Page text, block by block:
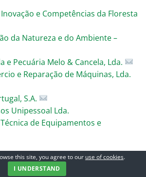
Inovação e Competências da Floresta
da Natureza e do Ambiente –
e Pecuária Melo & Cancela, Lda.
e Reparação de Máquinas, Lda.
S.A.
Unipessoal Lda.
Técnica de Equipamentos e
Parts S.L.
this site, you agree to our use of cookies.
I UNDERSTAND